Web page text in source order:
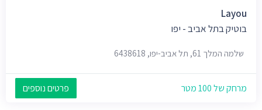
Layou
בוטיק בתל אביב - יפו
שלמה המלך 61, תל אביב-יפו, 6438618
מרחק של 100 מטר פרטים נוספים